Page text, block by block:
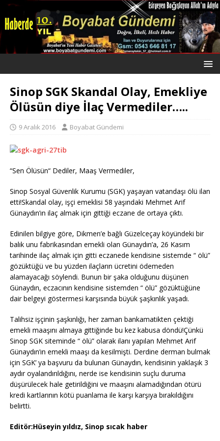
Sinop SGK Skandal Olay, Emekliye
Ölüsün diye İlaç Vermediler…..
9 Aralık 2016 Boyabat Gündemi
“Sen Ölüsün“ Dediler, Maaş Vermediler,
Sinop Sosyal Güvenlik Kurumu (SGK) yaşayan vatandaşı ölü ilan
etti!Skandal olay, işçi emeklisi 58 yaşındaki Mehmet Arif
Günaydın’ın ilaç almak için gittiği eczane de ortaya çıktı.
Edinilen bilgiye göre, Dikmen’e bağlı Güzelceçay köyündeki bir
balık unu fabrikasından emekli olan Günaydın’a, 26 Kasım
tarihinde ilaç almak için gitti eczanede kendisine sistemde “ ölü”
gözüktüğü ve bu yüzden ilaçların ücretini ödemeden
alamayacağı söylendi. Bunun bir şaka olduğunu düşünen
Günaydın, eczacının kendisine sistemden “ ölü” gözüktüğüne
dair belgeyi göstermesi karşısında büyük şaşkınlık yaşadı.
Talihsiz işçinin şaşkınlığı, her zaman bankamatikten çektiği
emekli maaşını almaya gittiğinde bu kez kabusa döndü!Çünkü
Sinop SGK siteminde “ ölü” olarak ilanı yapılan Mehmet Arif
Günaydın’ın emekli maaşı da kesilmişti. Derdine derman bulmak
için SGK’ ya başvuru da bulunan Günaydın, kendisinin yaklaşık 3
aydır oyalandırıldığını, nerde ise kendisinin suçlu duruma
düşürülecek hale getirildiğini ve maaşını alamadığından ötürü
kredi kartlarının kötü puanlama ile karşı karşıya bırakıldığını
belirtti.
Editör:Hüseyin yıldız, Sinop sıcak haber